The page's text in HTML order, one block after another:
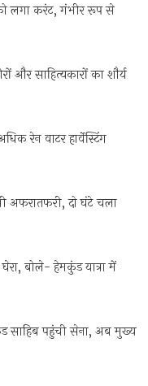
लगा करंट, गंभीर रूप से
और साहित्यकारों का शौर्य
रेन वाटर हार्वेस्टिंग
दो घंटे चला
बोले- हेमकुंड यात्रा में
साहिब पहुंची सेना, अब मुख्य